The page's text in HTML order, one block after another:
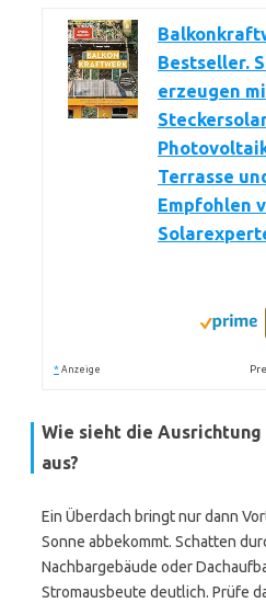
Bestseller.
erzeugen
Terrasse
Empfohlen
* Anzeige
Wie sieht die Ausrichtung
aus?
Ein Überdach bringt nur dann
Sonne abbekommt. Schatten
Nachbargebäude oder
Stromausbeute deutlich. Prüfe